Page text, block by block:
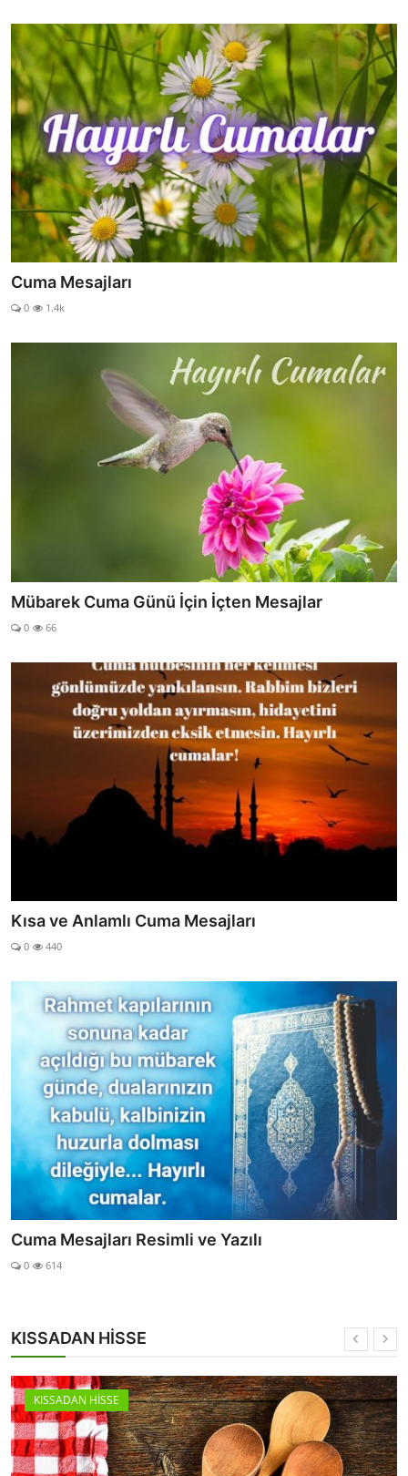
Cuma Mesajları
0 1.4k
Mübarek Cuma Günü İçin İçten Mesajlar
0 66
Kısa ve Anlamlı Cuma Mesajları
0 440
Cuma Mesajları Resimli ve Yazılı
0 614
KISSADAN HİSSE
KISSADAN HİSSE